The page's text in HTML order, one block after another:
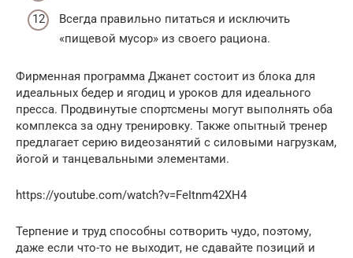
Всегда правильно питаться и исключить
«пищевой мусор» из своего рациона.
Фирменная программа Джанет состоит из блока для
идеальных бедер и ягодиц и уроков для идеального
пресса. Продвинутые спортсмены могут выполнять оба
комплекса за одну тренировку. Также опытный тренер
предлагает серию видеозанятий с силовыми нагрузкам,
йогой и танцевальными элементами.
https://youtube.com/watch?v=FeItnm42XH4
Терпение и труд способны сотворить чудо, поэтому,
даже если что-то не выходит, не сдавайте позиций и